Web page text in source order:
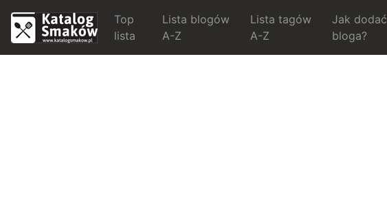
Top
lista
Lista blogów
A-Z
Lista tagów
A-Z
Jak dodać
bloga?